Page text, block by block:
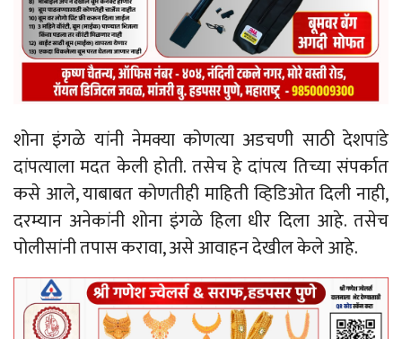
शोना इंगळे यांनी नेमक्या कोणत्या अडचणी साठी देशपांडे
दांपत्याला मदत केली होती. तसेच हे दांपत्य तिच्या संपर्कात
कसे आले, याबाबत कोणतीही माहिती व्हिडिओत दिली नाही,
दरम्यान अनेकांनी शोना इंगळे हिला धीर दिला आहे. तसेच
पोलीसांनी तपास करावा, असे आवाहन देखील केले आहे.